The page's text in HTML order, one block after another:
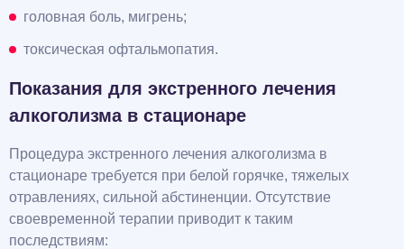
головная боль, мигрень;
токсическая офтальмопатия.
Показания для экстренного лечения
алкоголизма в стационаре
Процедура экстренного лечения алкоголизма в
стационаре требуется при белой горячке, тяжелых
отравлениях, сильной абстиненции. Отсутствие
своевременной терапии приводит к таким
последствиям: